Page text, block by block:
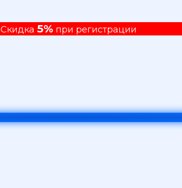
Скидка 5% при регистрации